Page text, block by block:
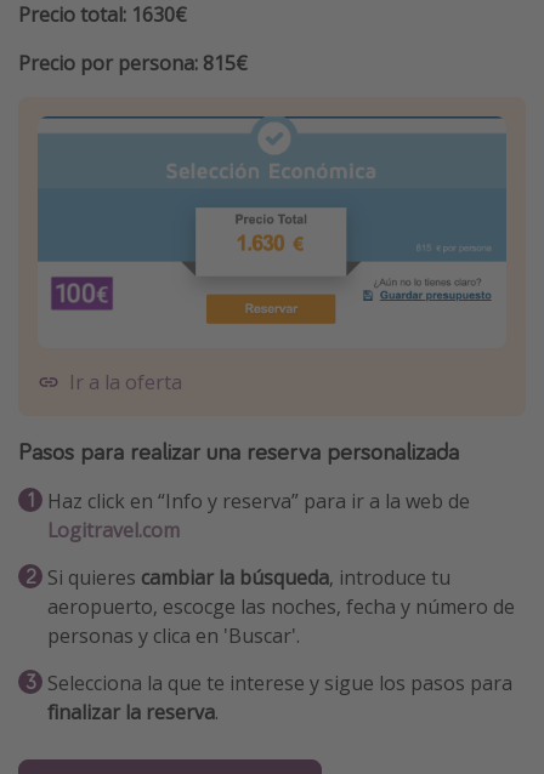
Precio total: 1630€
Precio por persona: 815€
Ir a la oferta
Pasos para realizar una reserva personalizada
Haz click en “Info y reserva” para ir a la web de
Logitravel.com
Si quieres cambiar la búsqueda, introduce tu
aeropuerto, escocge las noches, fecha y número de
personas y clica en 'Buscar'.
Selecciona la que te interese y sigue los pasos para
finalizar la reserva.